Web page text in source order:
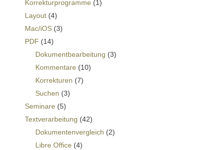
Korrekturprogramme (1)
Layout (4)
Mac/iOS (3)
PDF (14)
Dokumentbearbeitung (3)
Kommentare (10)
Korrekturen (7)
Suchen (3)
Seminare (5)
Textverarbeitung (42)
Dokumentenvergleich (2)
Libre Office (4)